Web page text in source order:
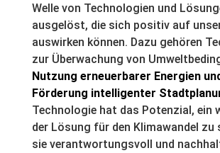
Welle von Technologien und
ausgelöst, die sich positiv auf
auswirken können. Dazu gehören
zur Überwachung von
Nutzung erneuerbarer Energien
Förderung intelligenter
Technologie hat das Potenzial, ein
der Lösung für den Klimawandel zu
sie verantwortungsvoll und